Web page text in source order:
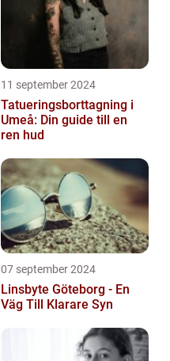
11 september 2024
Tatueringsborttagning i
Umeå: Din guide till en
ren hud
07 september 2024
Linsbyte Göteborg - En
Väg Till Klarare Syn